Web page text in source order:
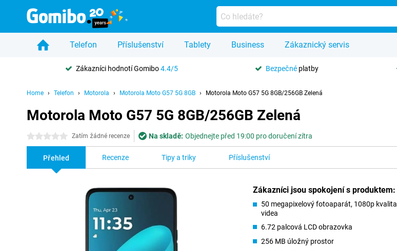
Telefon Příslušenství Tablety Business Zákaznický servis
Zákazníci hodnotí Gomibo4.4/5 Bezpečné platby
Home Telefon Motorola Motorola Moto G57 5G 8GB Motorola Moto G57 5G 8GB/256GB Zelená
Motorola Moto G57 5G 8GB/256GB Zelená
0 hvězdičky Zatím žádné recenze Na skladě: Objednejte před 19:00 pro doručení zítra
Přehled Recenze Tipy a triky Příslušenství
Zákazníci jsou spokojení s produktem:
50 megapixelový fotoaparát, 1080p kvalita
videa
6.72 palcová LCD obrazovka
256 MB úložný prostor